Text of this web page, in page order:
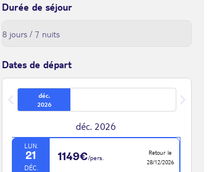
Durée de séjour
Dates de départ
déc.
2026
déc. 2026
LUN.
21
DÉC.
1149€/pers.
Retour le
28/12/2026